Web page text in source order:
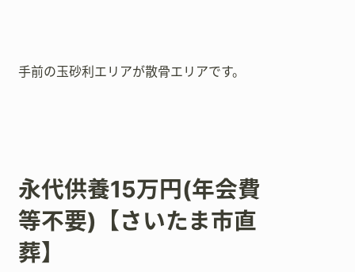
手前の玉砂利エリアが散骨エリアです。
永代供養15万円(年会費
等不要)【さいたま市直
葬】